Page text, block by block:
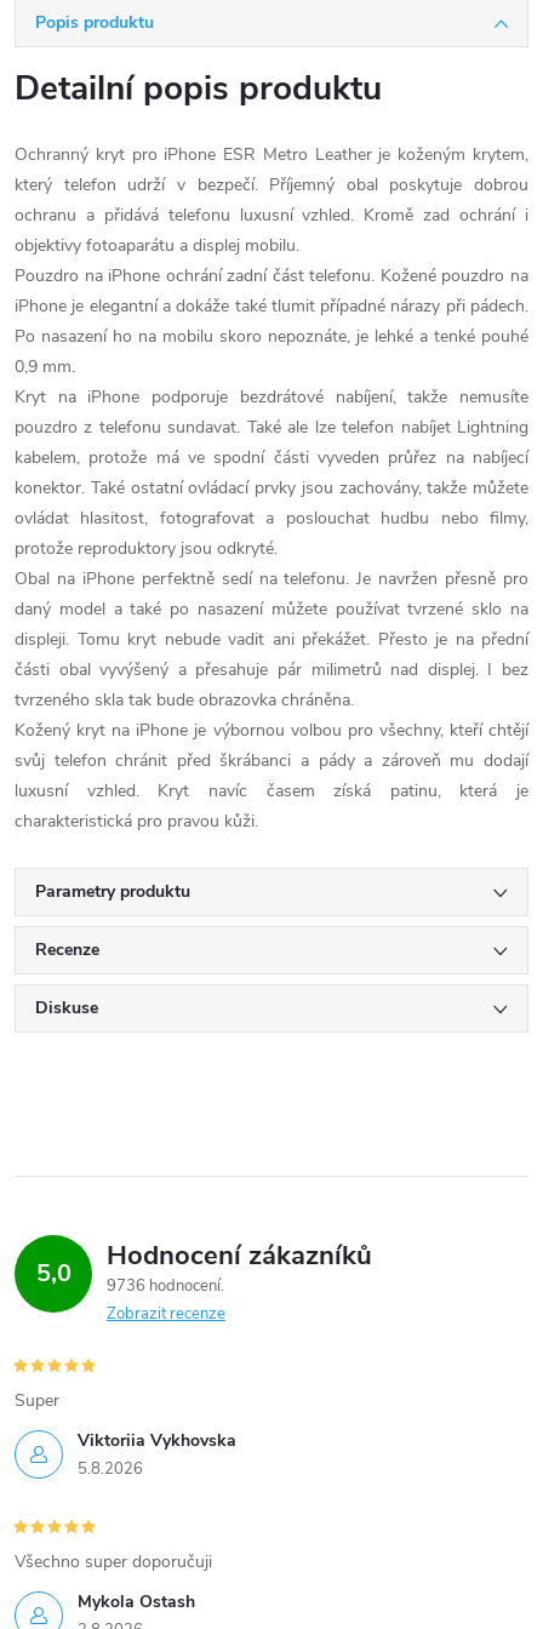
Popis produktu
Detailní popis produktu
Ochranný kryt pro iPhone ESR Metro Leather je koženým krytem,
který telefon udrží v bezpečí. Příjemný obal poskytuje dobrou
ochranu a přidává telefonu luxusní vzhled. Kromě zad ochrání i
objektivy fotoaparátu a displej mobilu.
Pouzdro na iPhone ochrání zadní část telefonu. Kožené pouzdro na
iPhone je elegantní a dokáže také tlumit případné nárazy při pádech.
Po nasazení ho na mobilu skoro nepoznáte, je lehké a tenké pouhé
0,9 mm.
Kryt na iPhone podporuje bezdrátové nabíjení, takže nemusíte
pouzdro z telefonu sundavat. Také ale lze telefon nabíjet Lightning
kabelem, protože má ve spodní části vyveden průřez na nabíjecí
konektor. Také ostatní ovládací prvky jsou zachovány, takže můžete
ovládat hlasitost, fotografovat a poslouchat hudbu nebo filmy,
protože reproduktory jsou odkryté.
Obal na iPhone perfektně sedí na telefonu. Je navržen přesně pro
daný model a také po nasazení můžete používat tvrzené sklo na
displeji. Tomu kryt nebude vadit ani překážet. Přesto je na přední
části obal vyvýšený a přesahuje pár milimetrů nad displej. I bez
tvrzeného skla tak bude obrazovka chráněna.
Kožený kryt na iPhone je výbornou volbou pro všechny, kteří chtějí
svůj telefon chránit před škrábanci a pády a zároveň mu dodají
luxusní vzhled. Kryt navíc časem získá patinu, která je
charakteristická pro pravou kůži.
Parametry produktu
Recenze
Diskuse
5,0 Hodnocení zákazníků
9736 hodnocení
Zobrazit recenze
Viktoriia Vykhovska
5.8.2026
Super
Mykola Ostash
Všechno super doporučuji